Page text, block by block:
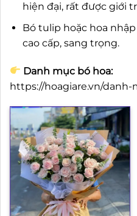
hiện đại, rất được giới
Bó tulip hoặc hoa
cao cấp, sang trọng.
Danh mục bó hoa:
https://hoagiare.vn/danh-